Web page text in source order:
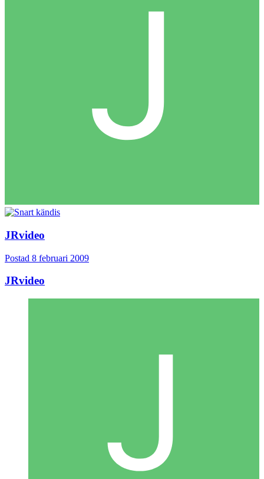
JRvideo
Postad 8 februari 2009
JRvideo